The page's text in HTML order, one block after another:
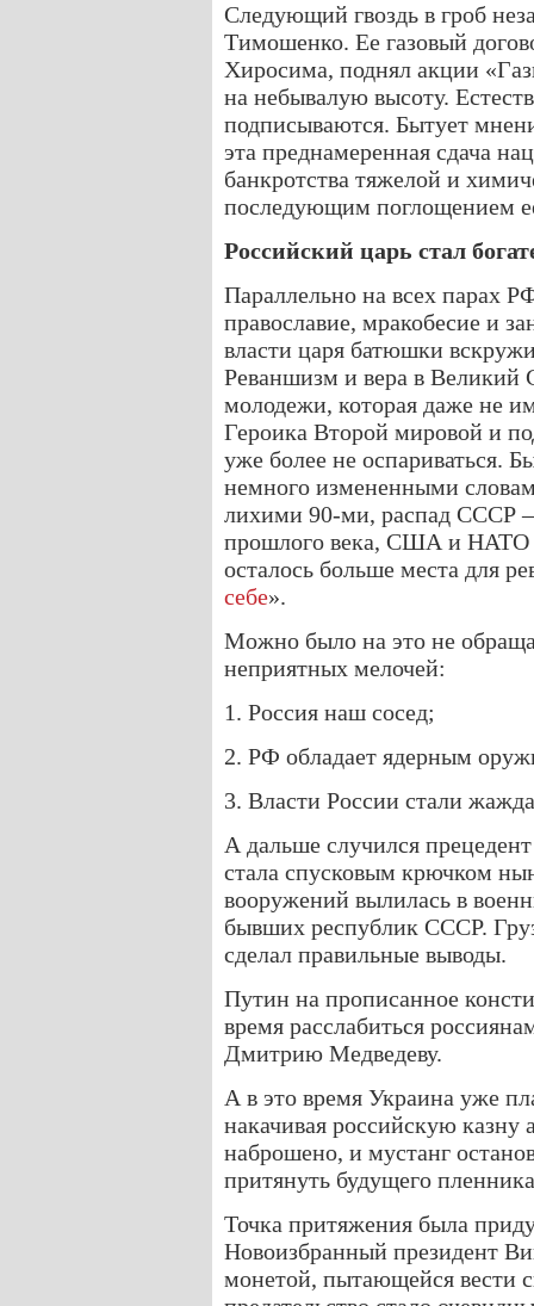
Следующий гвоздь в гроб
Тимошенко. Ее газовый
Хиросима, поднял акции
на небывалую высоту.
подписываются. Бытует
эта преднамеренная сдача
банкротства тяжелой и
последующим поглощением
Российский царь стал
Параллельно на всех парах
православие, мракобесие и
власти царя батюшки
Реваншизм и вера в Великий
молодежи, которая даже не
Героика Второй мировой и
уже более не оспариваться.
немного измененными
лихими 90-ми, распад СССР —
прошлого века, США и НАТО
осталось больше места для
себе».
Можно было на это не
неприятных мелочей:
1. Россия наш сосед;
2. РФ обладает ядерным
3. Власти России стали
А дальше случился
стала спусковым крючком
вооружений вылилась в
бывших республик СССР.
сделал правильные выводы.
Путин на прописанное
время расслабиться
Дмитрию Медведеву.
А в это время Украина уже
накачивая российскую
наброшено, и мустанг
притянуть будущего
Точка притяжения была
Новоизбранный президент
монетой, пытающейся вести